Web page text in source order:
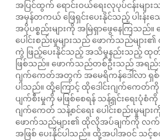
အပြင်ထွက် ရောင်းဝယ်ရေးလုပုပ်ငန်းမျ
အမှန်တကယ် ဖြေရှင်းပေးနိုင်သည့် ပါးန်
အပိုပစ္စည်းများကို အမြဲရှာဖွေနေကြသည်။
ပေါင်းစည်းမှုများသည် ဖောက်သည်မျာ
ကွဲ ဖြည့်ပေးနိုင်သည့် အသိမှုနည်းသည့် ထုတ်
ဖြစ်သည်။ ဖောက်သည်တစ်ဦးသည် အရည်အ
ဂျက်ကေတ်အတွက် အမေရိကန်ဒေါ်လာ ရှ
ပါသည်။ ထို့ကြောင့် ထိုဒေါင်းဂျက်ကေတ်ကို စ
ပျက်စီးမှုကို မဖြစ်စေရန် သန့်ရှင်းရေးပုံစံကို
ဂျက်ကေတ် သန့်စင်ရေး ပေါင်းစည်းမှုများ
ဖောက်သည်များ၏ ထိုလိုအပ်ချက်ကို လ
အဖြစ် ပေးနိုင်ပါသည်။ ထို့အပါအဝင် သ